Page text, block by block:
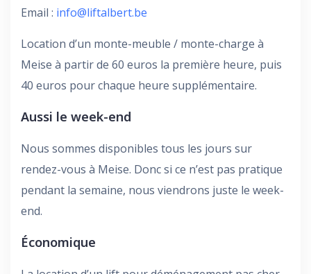
Email : info@liftalbert.be
Location d’un monte-meuble / monte-charge à
Meise à partir de 60 euros la première heure, puis
40 euros pour chaque heure supplémentaire.
Aussi le week-end
Nous sommes disponibles tous les jours sur
rendez-vous à Meise. Donc si ce n’est pas pratique
pendant la semaine, nous viendrons juste le week-
end.
Économique